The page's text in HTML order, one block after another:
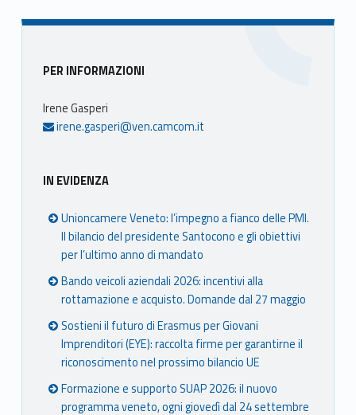
Sidebar
PER INFORMAZIONI
Irene Gasperi
irene.gasperi@ven.camcom.it
IN EVIDENZA
Unioncamere Veneto: l’impegno a fianco delle PMI.
Il bilancio del presidente Santocono e gli obiettivi
per l’ultimo anno di mandato
Bando veicoli aziendali 2026: incentivi alla
rottamazione e acquisto. Domande dal 27 maggio
Sostieni il futuro di Erasmus per Giovani
Imprenditori (EYE): raccolta firme per garantirne il
riconoscimento nel prossimo bilancio UE
Formazione e supporto SUAP 2026: il nuovo
programma veneto, ogni giovedì dal 24 settembre